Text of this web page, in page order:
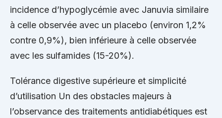
incidence d’hypoglycémie avec Januvia similaire
à celle observée avec un placebo (environ 1,2%
contre 0,9%), bien inférieure à celle observée
avec les sulfamides (15-20%).
Tolérance digestive supérieure et simplicité
d’utilisation Un des obstacles majeurs à
l’observance des traitements antidiabétiques est